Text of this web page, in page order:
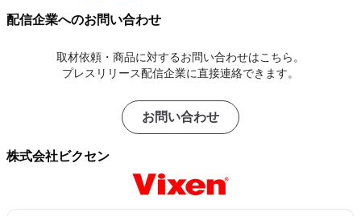
配信企業へのお問い合わせ
取材依頼・商品に対するお問い合わせはこちら。
プレスリリース配信企業に直接連絡できます。
お問い合わせ
株式会社ビクセン